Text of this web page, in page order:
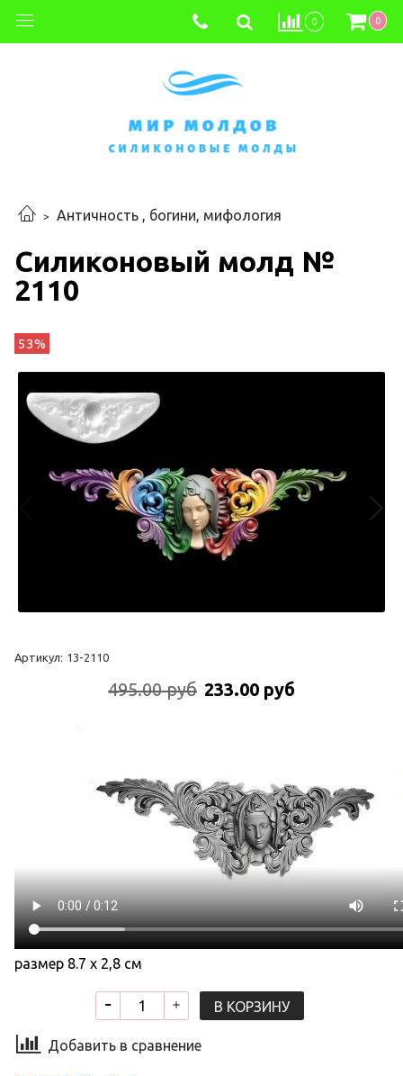
0 0
Античность , богини, мифология
Силиконовый молд №
2110
53%
Артикул: 13-2110
495.00 руб 233.00 руб
размер 8.7 х 2,8 см
В КОРЗИНУ
Добавить в сравнение